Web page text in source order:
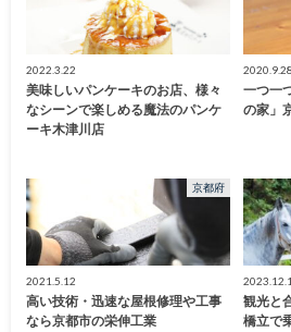
2022.3.22
美味しいパンケーキのお店、様々
なシーンで楽しめる魔法のパンケ
ーキ木津川店
2020.9.28
一つ一
の家」
京都府
2021.5.12
高い技術・迅速な屋根修理や工事
なら京都市の栄伸工業
観光と
橋立で